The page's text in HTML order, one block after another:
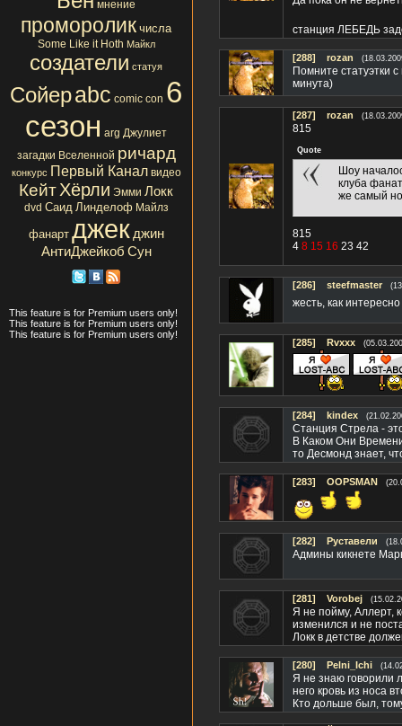
мнение
проморолик числа
Some Like it Hoth Майкл
создатели статуя
Сойерabc comic con 6
сезон arg Джулиет
загадки Вселенной ричард
конкурс Первый Канал видео
КейтХёрли Эмми Локк
dvd Саид Линделоф Майлз
фанарт джек джин
АнтиДжейкоб Сун
This feature is for Premium users only!
This feature is for Premium users only!
This feature is for Premium users only!
станция ЛЕБЕДЬ
[288] rozan
Помните статуэтки
минута)
[287] rozan
815
Quote
Шоу
клуба
же самый
815
4 8 15 16 23 42
[286] steefmaster
жесть, как интересно
[285] Rvxxx
[284] kindex
Станция Стрела -
В Каком Они
то Десмонд знает,
[283] OOPSMAN
[282] Руставели
Админы кикнете
[281] Vorobej
Я не пойму, Аллерт,
изменился и не
Локк в детстве
[280] Pelni_Ichi
Я не знаю говорили
него кровь из носа
Кто дольше был,